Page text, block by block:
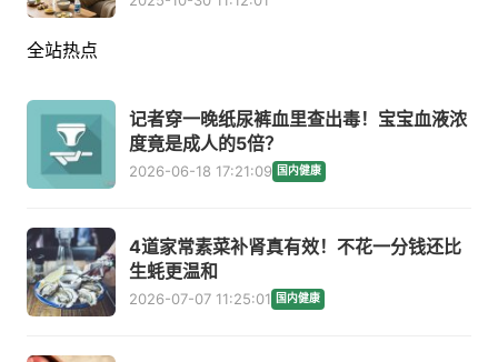
全站热点
记者穿一晚纸尿裤血里查出毒！宝宝血液浓
度竟是成人的5倍？
2026-06-18 17:21:09 国内健康
4道家常素菜补肾真有效！不花一分钱还比
生蚝更温和
2026-07-07 11:25:01 国内健康